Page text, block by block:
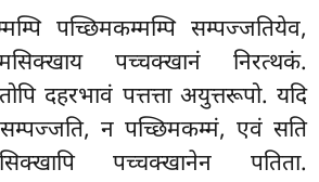
पच्छिमकम्मम्पि सम्पज्जतियेव,
पच्चक्खानं निरत्थकं.
दहरभावं पत्तत्ता अयुत्तरूपो. यदि
न पच्छिमकम्मं, एवं सति
पच्चक्खानेन पतिता.